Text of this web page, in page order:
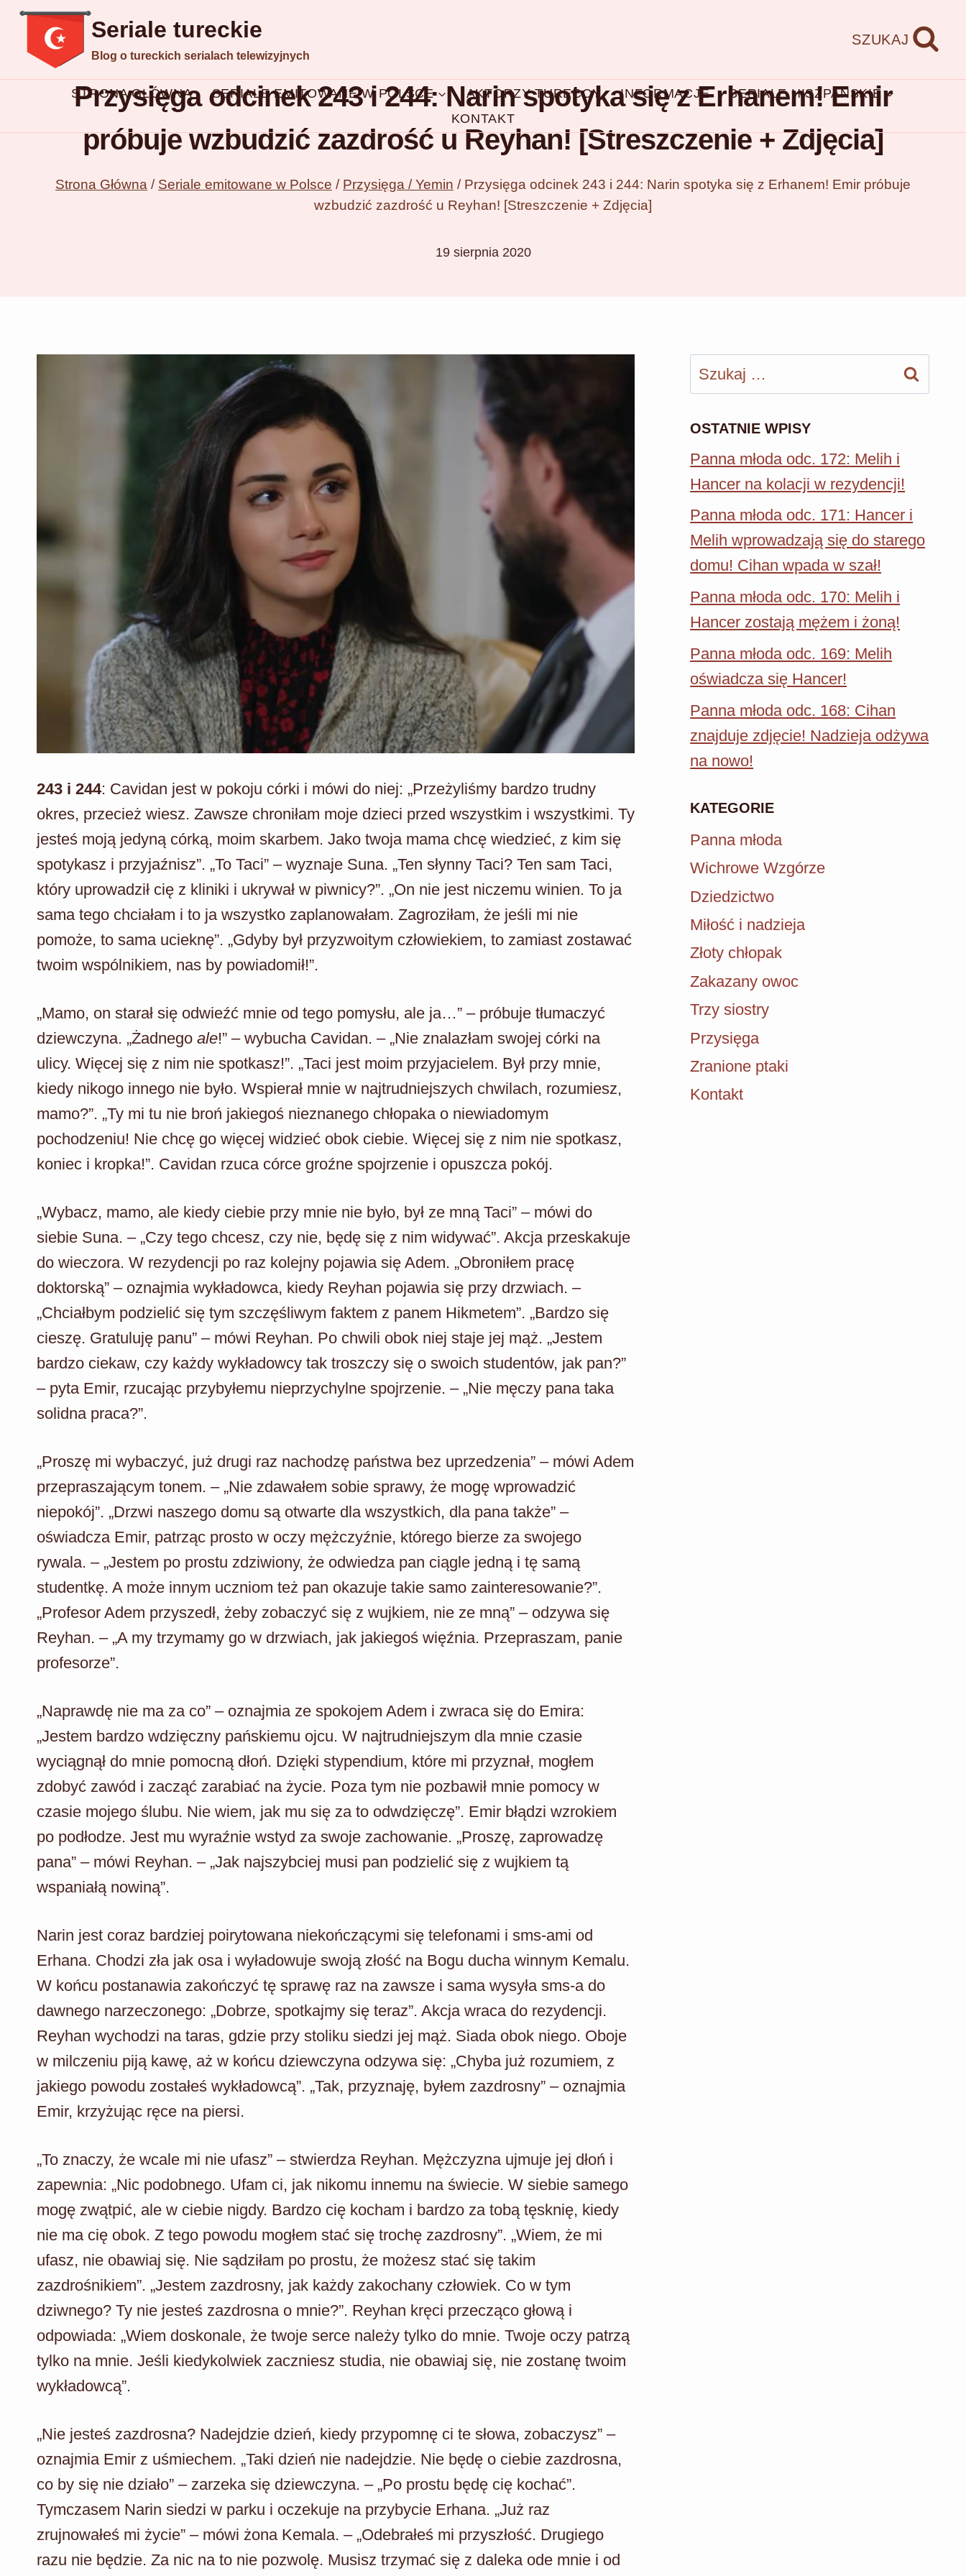
Przejdź
treści
Seriale tureckie
Blog o tureckich serialach telewizyjnych
SZUKAJ
STRONA GŁÓWNA SERIALE EMITOWANE W POLSCE AKTORZY TURECCY INFORMACJE
SERIALE HISZPAŃSKIE
KONTAKT
Przysięga odcinek 243 i 244: Narin spotyka się z Erhanem! Emir
próbuje wzbudzić zazdrość u Reyhan! [Streszczenie + Zdjęcia]
Strona Główna / Seriale emitowane w Polsce / Przysięga / Yemin / Przysięga odcinek 243 i 244: Narin spotyka się z Erhanem! Emir próbuje
wzbudzić zazdrość u Reyhan! [Streszczenie + Zdjęcia]
19 sierpnia 2020
243 i 244: Cavidan jest w pokoju córki i mówi do niej: „Przeżyliśmy bardzo trudny
okres, przecież wiesz. Zawsze chroniłam moje dzieci przed wszystkim i wszystkimi. Ty
jesteś moją jedyną córką, moim skarbem. Jako twoja mama chcę wiedzieć, z kim się
spotykasz i przyjaźnisz”. „To Taci” – wyznaje Suna. „Ten słynny Taci? Ten sam Taci,
który uprowadził cię z kliniki i ukrywał w piwnicy?”. „On nie jest niczemu winien. To ja
sama tego chciałam i to ja wszystko zaplanowałam. Zagroziłam, że jeśli mi nie
pomoże, to sama ucieknę”. „Gdyby był przyzwoitym człowiekiem, to zamiast zostawać
twoim wspólnikiem, nas by powiadomił!”.
„Mamo, on starał się odwieźć mnie od tego pomysłu, ale ja…” – próbuje tłumaczyć
dziewczyna. „Żadnego ale!” – wybucha Cavidan. – „Nie znalazłam swojej córki na
ulicy. Więcej się z nim nie spotkasz!”. „Taci jest moim przyjacielem. Był przy mnie,
kiedy nikogo innego nie było. Wspierał mnie w najtrudniejszych chwilach, rozumiesz,
mamo?”. „Ty mi tu nie broń jakiegoś nieznanego chłopaka o niewiadomym
pochodzeniu! Nie chcę go więcej widzieć obok ciebie. Więcej się z nim nie spotkasz,
koniec i kropka!”. Cavidan rzuca córce groźne spojrzenie i opuszcza pokój.
„Wybacz, mamo, ale kiedy ciebie przy mnie nie było, był ze mną Taci” – mówi do
siebie Suna. – „Czy tego chcesz, czy nie, będę się z nim widywać”. Akcja przeskakuje
do wieczora. W rezydencji po raz kolejny pojawia się Adem. „Obroniłem pracę
doktorską” – oznajmia wykładowca, kiedy Reyhan pojawia się przy drzwiach. –
„Chciałbym podzielić się tym szczęśliwym faktem z panem Hikmetem”. „Bardzo się
cieszę. Gratuluję panu” – mówi Reyhan. Po chwili obok niej staje jej mąż. „Jestem
bardzo ciekaw, czy każdy wykładowcy tak troszczy się o swoich studentów, jak pan?”
– pyta Emir, rzucając przybyłemu nieprzychylne spojrzenie. – „Nie męczy pana taka
solidna praca?”.
„Proszę mi wybaczyć, już drugi raz nachodzę państwa bez uprzedzenia” – mówi Adem
przepraszającym tonem. – „Nie zdawałem sobie sprawy, że mogę wprowadzić
niepokój”. „Drzwi naszego domu są otwarte dla wszystkich, dla pana także” –
oświadcza Emir, patrząc prosto w oczy mężczyźnie, którego bierze za swojego
rywala. – „Jestem po prostu zdziwiony, że odwiedza pan ciągle jedną i tę samą
studentkę. A może innym uczniom też pan okazuje takie samo zainteresowanie?”.
„Profesor Adem przyszedł, żeby zobaczyć się z wujkiem, nie ze mną” – odzywa się
Reyhan. – „A my trzymamy go w drzwiach, jak jakiegoś więźnia. Przepraszam, panie
profesorze”.
„Naprawdę nie ma za co” – oznajmia ze spokojem Adem i zwraca się do Emira:
„Jestem bardzo wdzięczny pańskiemu ojcu. W najtrudniejszym dla mnie czasie
wyciągnął do mnie pomocną dłoń. Dzięki stypendium, które mi przyznał, mogłem
zdobyć zawód i zacząć zarabiać na życie. Poza tym nie pozbawił mnie pomocy w
czasie mojego ślubu. Nie wiem, jak mu się za to odwdzięczę”. Emir błądzi wzrokiem
po podłodze. Jest mu wyraźnie wstyd za swoje zachowanie. „Proszę, zaprowadzę
pana” – mówi Reyhan. – „Jak najszybciej musi pan podzielić się z wujkiem tą
wspaniałą nowiną”.
Narin jest coraz bardziej poirytowana niekończącymi się telefonami i sms-ami od
Erhana. Chodzi zła jak osa i wyładowuje swoją złość na Bogu ducha winnym Kemalu.
W końcu postanawia zakończyć tę sprawę raz na zawsze i sama wysyła sms-a do
dawnego narzeczonego: „Dobrze, spotkajmy się teraz”. Akcja wraca do rezydencji.
Reyhan wychodzi na taras, gdzie przy stoliku siedzi jej mąż. Siada obok niego. Oboje
w milczeniu piją kawę, aż w końcu dziewczyna odzywa się: „Chyba już rozumiem, z
jakiego powodu zostałeś wykładowcą”. „Tak, przyznaję, byłem zazdrosny” – oznajmia
Emir, krzyżując ręce na piersi.
„To znaczy, że wcale mi nie ufasz” – stwierdza Reyhan. Mężczyzna ujmuje jej dłoń i
zapewnia: „Nic podobnego. Ufam ci, jak nikomu innemu na świecie. W siebie samego
mogę zwątpić, ale w ciebie nigdy. Bardzo cię kocham i bardzo za tobą tęsknię, kiedy
nie ma cię obok. Z tego powodu mogłem stać się trochę zazdrosny”. „Wiem, że mi
ufasz, nie obawiaj się. Nie sądziłam po prostu, że możesz stać się takim
zazdrośnikiem”. „Jestem zazdrosny, jak każdy zakochany człowiek. Co w tym
dziwnego? Ty nie jesteś zazdrosna o mnie?”. Reyhan kręci przecząco głową i
odpowiada: „Wiem doskonale, że twoje serce należy tylko do mnie. Twoje oczy patrzą
tylko na mnie. Jeśli kiedykolwiek zaczniesz studia, nie obawiaj się, nie zostanę twoim
wykładowcą”.
„Nie jesteś zazdrosna? Nadejdzie dzień, kiedy przypomnę ci te słowa, zobaczysz” –
oznajmia Emir z uśmiechem. „Taki dzień nie nadejdzie. Nie będę o ciebie zazdrosna,
co by się nie działo” – zarzeka się dziewczyna. – „Po prostu będę cię kochać”.
Tymczasem Narin siedzi w parku i oczekuje na przybycie Erhana. „Już raz
zrujnowałeś mi życie” – mówi żona Kemala. – „Odebrałeś mi przyszłość. Drugiego
razu nie będzie. Za nic na to nie pozwolę. Musisz trzymać się z daleka ode mnie i od
Szukaj:
OSTATNIE WPISY
Panna młoda odc. 172: Melih i
Hancer na kolacji w rezydencji!
Panna młoda odc. 171: Hancer i
Melih wprowadzają się do starego
domu! Cihan wpada w szał!
Panna młoda odc. 170: Melih i
Hancer zostają mężem i żoną!
Panna młoda odc. 169: Melih
oświadcza się Hancer!
Panna młoda odc. 168: Cihan
znajduje zdjęcie! Nadzieja odżywa
na nowo!
KATEGORIE
Panna młoda
Wichrowe Wzgórze
Dziedzictwo
Miłość i nadzieja
Złoty chłopak
Zakazany owoc
Trzy siostry
Przysięga
Zranione ptaki
Kontakt